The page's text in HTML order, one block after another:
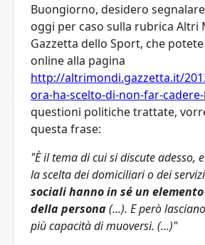
Buongiorno, desidero
oggi per caso sulla rubrica Altri
Gazzetta dello Sport, che
online alla pagina
http://altrimondi.gazzetta.it/
ora-ha-scelto-di-non-far-
questioni politiche trattate,
questa frase:
"È il tema di cui si discute adesso,
la scelta dei domiciliari o dei
sociali hanno in sé un
della persona(...). E però
più capacità di muoversi. (...)"